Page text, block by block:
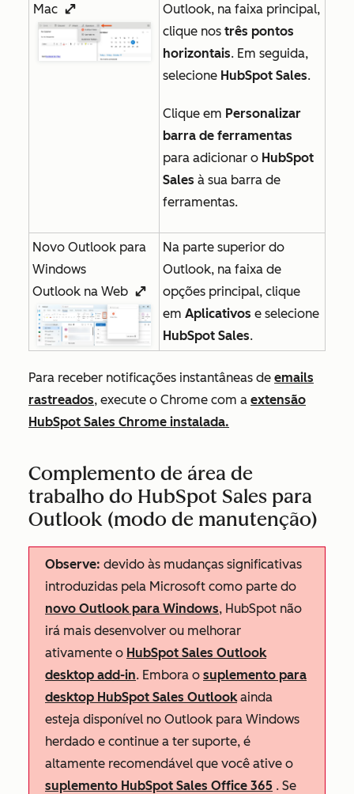
Mac enlargeIcon
Outlook, na faixa principal,
clique nos três pontos
horizontais. Em seguida,
selecione HubSpot Sales.
Clique em Personalizar
barra de ferramentas
para adicionar o HubSpot
Sales à sua barra de
ferramentas.
Novo Outlook para
Windows
Outlook na Web enlargeIcon
Na parte superior do
Outlook, na faixa de
opções principal, clique
em Aplicativos e selecione
HubSpot Sales.
Para receber notificações instantâneas de emails
rastreados, execute o Chrome com a extensão
HubSpot Sales Chrome instalada.
Complemento de área de
trabalho do HubSpot Sales para
Outlook (modo de manutenção)
Observe: devido às mudanças significativas
introduzidas pela Microsoft como parte do
novo Outlook para Windows, HubSpot não
irá mais desenvolver ou melhorar
ativamente o HubSpot Sales Outlook
desktop add-in. Embora o suplemento para
desktop HubSpot Sales Outlookainda
esteja disponível no Outlook para Windows
herdado e continue a ter suporte, é
altamente recomendável que você ative o
suplemento HubSpot Sales Office 365 . Se